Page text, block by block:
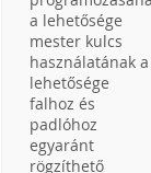
a lehetősége
mester kulcs
használatának a
lehetősége
falhoz és
padlóhoz
egyaránt
rögzíthető